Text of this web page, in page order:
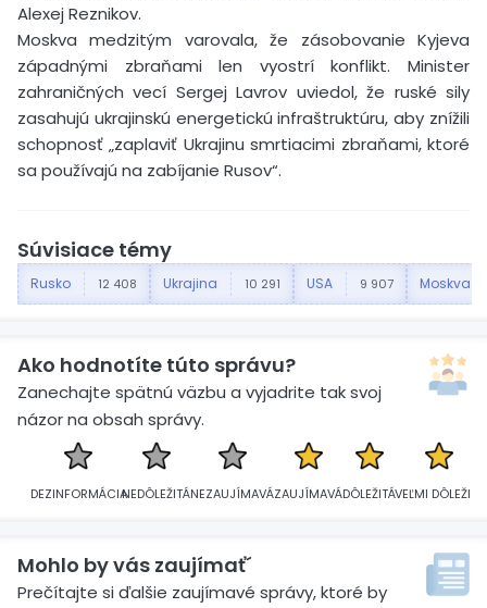
Alexej Reznikov.
Moskva medzitým varovala, že zásobovanie Kyjeva
západnými zbraňami len vyostrí konflikt. Minister
zahraničných vecí Sergej Lavrov uviedol, že ruské sily
zasahujú ukrajinskú energetickú infraštruktúru, aby znížili
schopnosť „zaplaviť Ukrajinu smrtiacimi zbraňami, ktoré
sa používajú na zabíjanie Rusov“.
Súvisiace témy
Rusko 12 408 Ukrajina 10 291 USA 9 907 Moskva
Ako hodnotíte túto správu?
Zanechajte spätnú väzbu a vyjadrite tak svoj
názor na obsah správy.
DEZINFORMÁCIANEDÔLEŽITÁNEZAUJÍMAVÁZAUJÍMAVÁDÔLEŽITÁVEĽMI DÔLEŽITÁ
Mohlo by vás zaujímať´
Prečítajte si ďalšie zaujímavé správy, ktoré by